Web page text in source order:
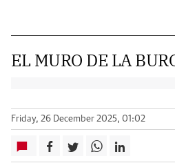
EL MURO DE LA
Friday, 26 December 2025, 01:02